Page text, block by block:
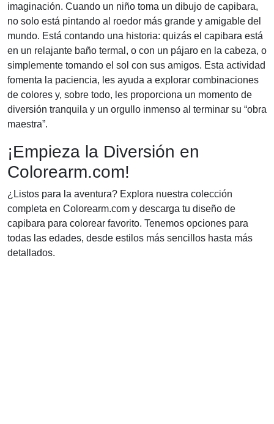
imaginación. Cuando un niño toma un dibujo de capibara,
no solo está pintando al roedor más grande y amigable del
mundo. Está contando una historia: quizás el capibara está
en un relajante baño termal, o con un pájaro en la cabeza, o
simplemente tomando el sol con sus amigos. Esta actividad
fomenta la paciencia, les ayuda a explorar combinaciones
de colores y, sobre todo, les proporciona un momento de
diversión tranquila y un orgullo inmenso al terminar su “obra
maestra”.
¡Empieza la Diversión en
Colorearm.com!
¿Listos para la aventura? Explora nuestra colección
completa en Colorearm.com y descarga tu diseño de
capibara para colorear favorito. Tenemos opciones para
todas las edades, desde estilos más sencillos hasta más
detallados.